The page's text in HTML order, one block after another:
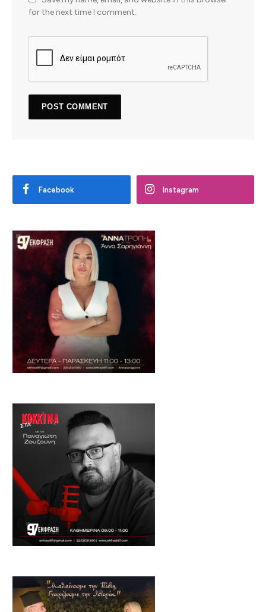
for the next time I comment.
Facebook Instagram